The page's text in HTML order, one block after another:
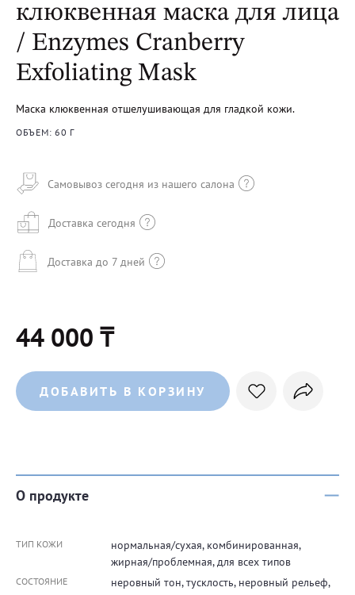
клюквенная маска для лица
/ Enzymes Cranberry
Exfoliating Mask
Маска клюквенная отшелушивающая для гладкой кожи.
ОБЪЕМ: 60 Г
Самовывоз сегодня из нашего салона
Доставка сегодня
Доставка до 7 дней
44 000 ₸
ДОБАВИТЬ В КОРЗИНУ
О продукте
ТИП КОЖИ
нормальная/сухая, комбинированная,
жирная/проблемная, для всех типов
СОСТОЯНИЕ
неровный тон, тусклость, неровный рельеф,